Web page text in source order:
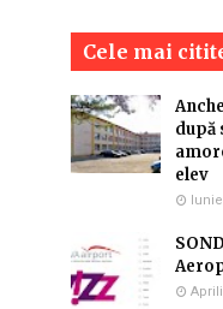
Cele mai
după
elev